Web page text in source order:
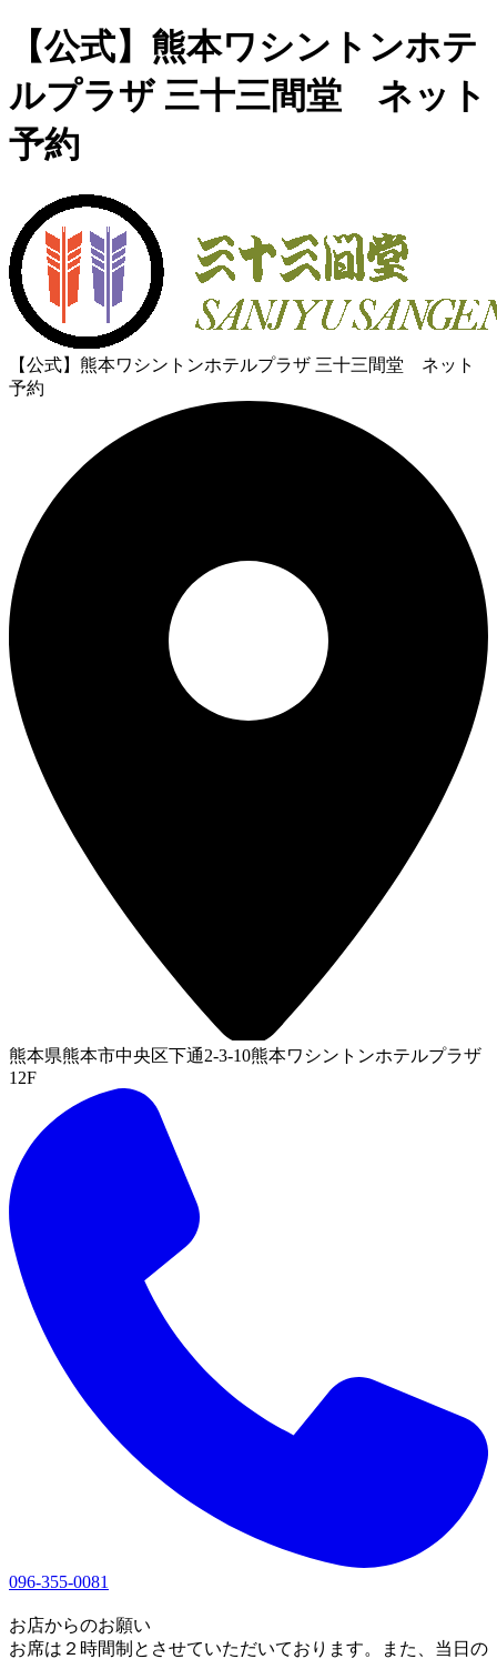
【公式】熊本ワシントンホテ
ルプラザ 三十三間堂 ネット
予約
【公式】熊本ワシントンホテルプラザ 三十三間堂 ネット
予約
熊本県熊本市中央区下通2-3-10熊本ワシントンホテルプラザ
12F
096-355-0081
お店からのお願い
お席は２時間制とさせていただいております。また、当日の